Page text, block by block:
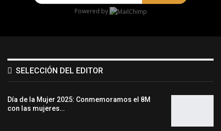
Powered by
SELECCIÓN DEL EDITOR
Día de la Mujer 2025: Conmemoramos el 8M
con las mujeres…